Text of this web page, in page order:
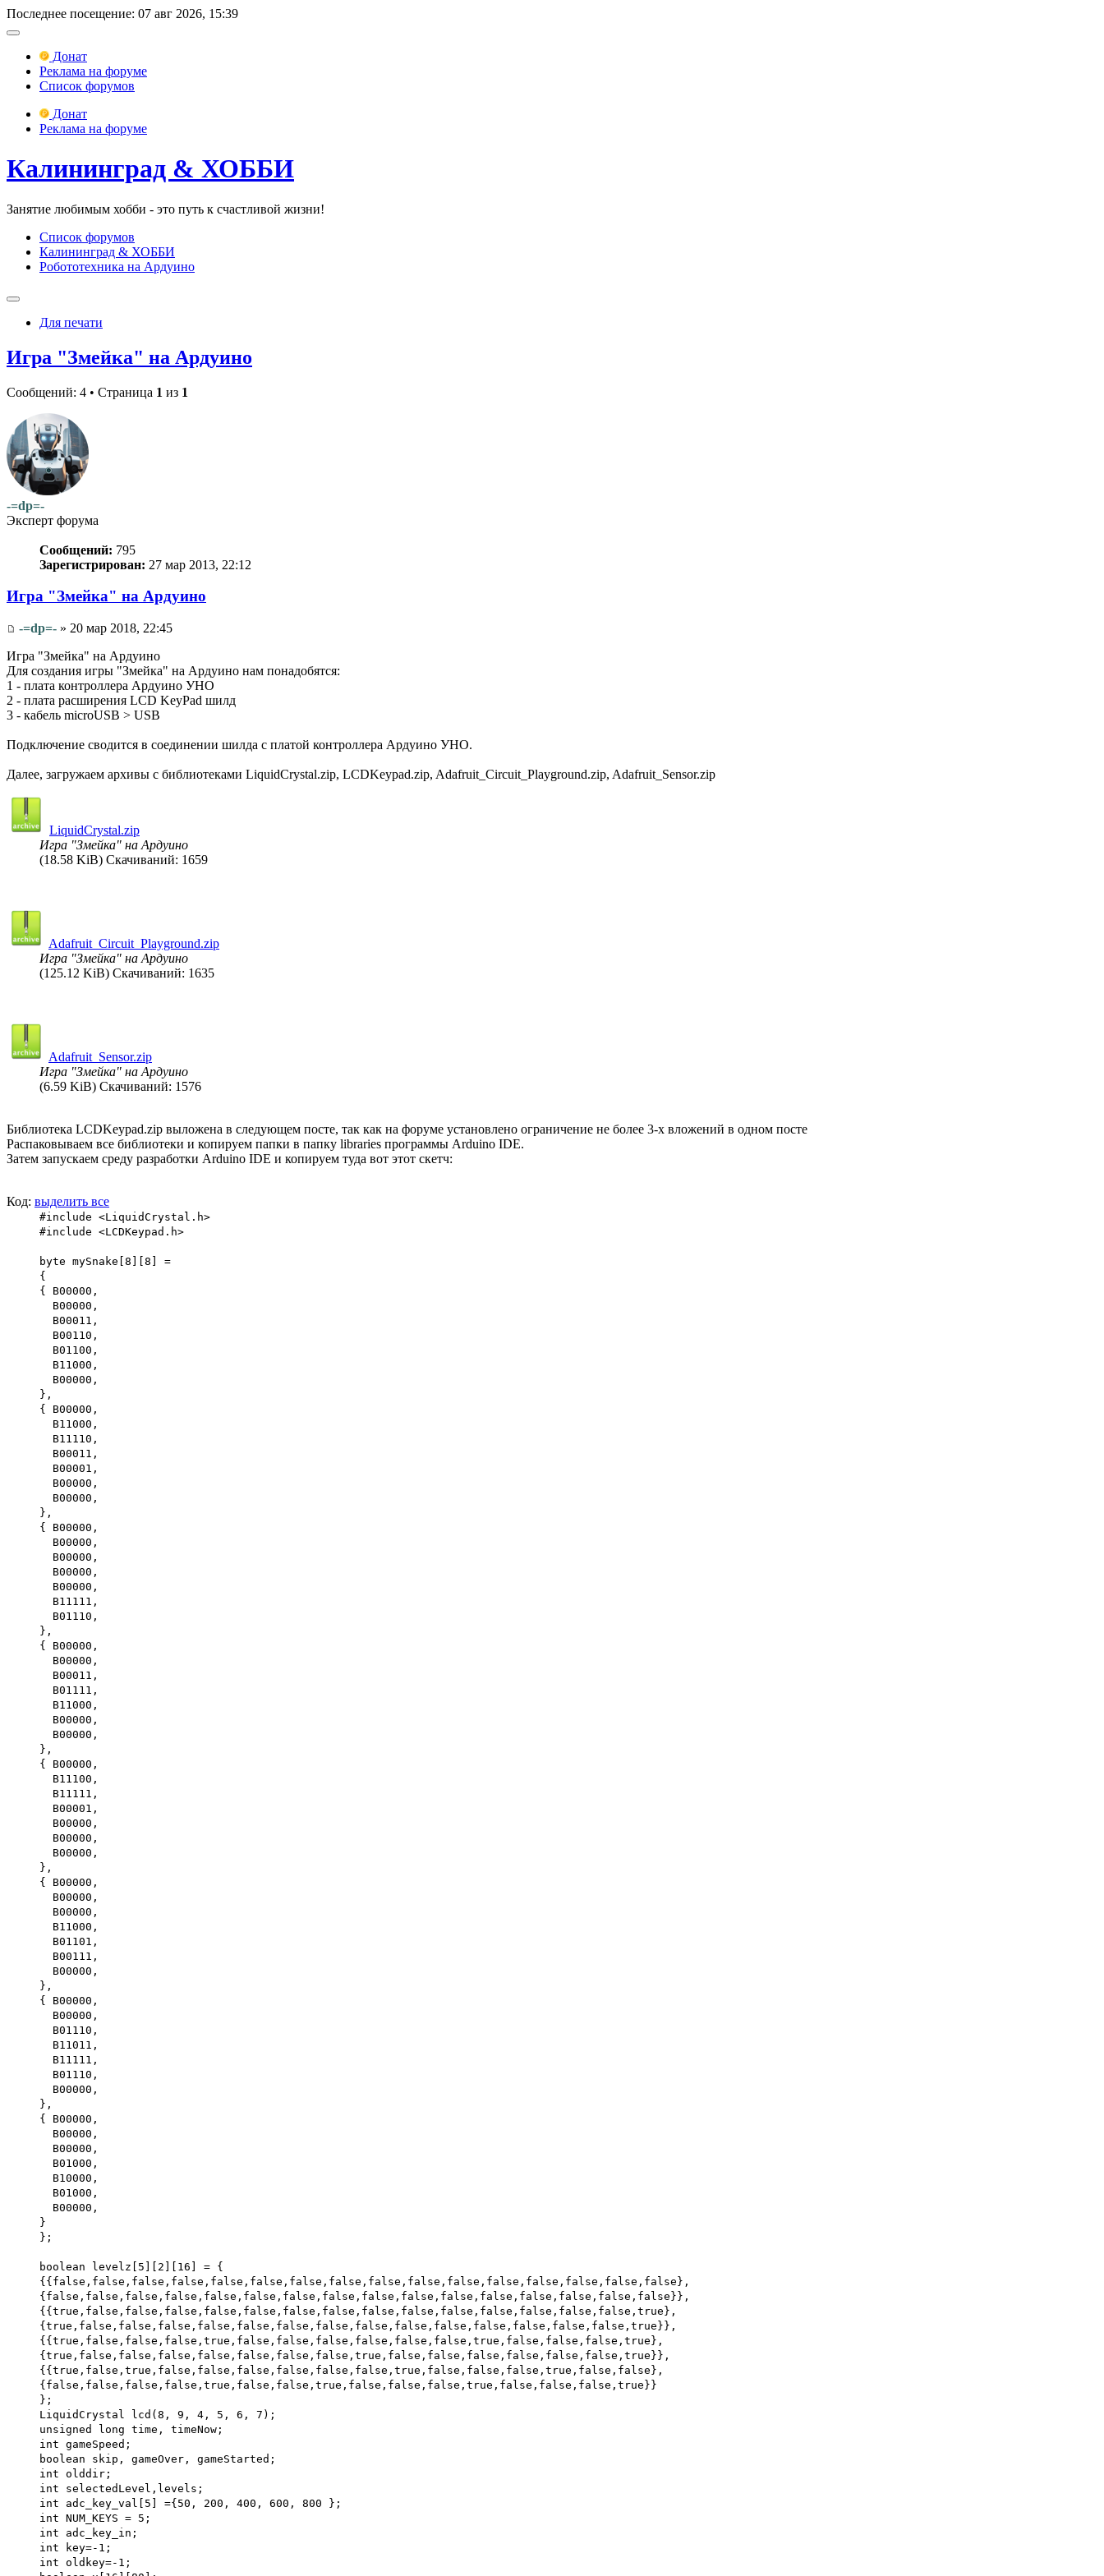
Последнее посещение: 07 авг 2026, 15:39
Донат
Реклама на форуме
Список форумов
Донат
Реклама на форуме
Калининград & ХОББИ
Занятие любимым хобби - это путь к счастливой жизни!
Список форумов
Калининград & ХОББИ
Робототехника на Ардуино
Для печати
Игра "Змейка" на Ардуино
Сообщений: 4 • Страница 1 из 1
-=dp=-
Эксперт форума
Сообщений: 795
Зарегистрирован: 27 мар 2013, 22:12
Игра "Змейка" на Ардуино
-=dp=- » 20 мар 2018, 22:45
Игра "Змейка" на Ардуино
Для создания игры "Змейка" на Ардуино нам понадобятся:
1 - плата контроллера Ардуино УНО
2 - плата расширения LCD KeyPad шилд
3 - кабель microUSB > USB
Подключение сводится в соединении шилда с платой контроллера Ардуино УНО.
Далее, загружаем архивы с библиотеками LiquidCrystal.zip, LCDKeypad.zip, Adafruit_Circuit_Playground.zip, Adafruit_Sensor.zip
LiquidCrystal.zip
Игра "Змейка" на Ардуино
(18.58 KiB) Скачиваний: 1659
Adafruit_Circuit_Playground.zip
Игра "Змейка" на Ардуино
(125.12 KiB) Скачиваний: 1635
Adafruit_Sensor.zip
Игра "Змейка" на Ардуино
(6.59 KiB) Скачиваний: 1576
Библиотека LCDKeypad.zip выложена в следующем посте, так как на форуме установлено ограничение не более 3-х вложений в одном посте
Распаковываем все библиотеки и копируем папки в папку libraries программы Arduino IDE.
Затем запускаем среду разработки Arduino IDE и копируем туда вот этот скетч:
Код: выделить все
#include <LiquidCrystal.h>
#include <LCDKeypad.h>
byte mySnake[8][8] =
{
{ B00000,
B00000,
B00011,
B00110,
B01100,
B11000,
B00000,
},
{ B00000,
B11000,
B11110,
B00011,
B00001,
B00000,
B00000,
},
{ B00000,
B00000,
B00000,
B00000,
B00000,
B11111,
B01110,
},
{ B00000,
B00000,
B00011,
B01111,
B11000,
B00000,
B00000,
},
{ B00000,
B11100,
B11111,
B00001,
B00000,
B00000,
B00000,
},
{ B00000,
B00000,
B00000,
B11000,
B01101,
B00111,
B00000,
},
{ B00000,
B00000,
B01110,
B11011,
B11111,
B01110,
B00000,
},
{ B00000,
B00000,
B00000,
B01000,
B10000,
B01000,
B00000,
}
};
boolean levelz[5][2][16] = {
{{false,false,false,false,false,false,false,false,false,false,false,false,false,false,false,false},
{false,false,false,false,false,false,false,false,false,false,false,false,false,false,false,false}},
{{true,false,false,false,false,false,false,false,false,false,false,false,false,false,false,true},
{true,false,false,false,false,false,false,false,false,false,false,false,false,false,false,true}},
{{true,false,false,false,true,false,false,false,false,false,false,true,false,false,false,true},
{true,false,false,false,false,false,false,false,true,false,false,false,false,false,false,true}},
{{true,false,true,false,false,false,false,false,false,true,false,false,false,true,false,false},
{false,false,false,false,true,false,false,true,false,false,false,true,false,false,false,true}}
};
LiquidCrystal lcd(8, 9, 4, 5, 6, 7);
unsigned long time, timeNow;
int gameSpeed;
boolean skip, gameOver, gameStarted;
int olddir;
int selectedLevel,levels;
int adc_key_val[5] ={50, 200, 400, 600, 800 };
int NUM_KEYS = 5;
int adc_key_in;
int key=-1;
int oldkey=-1;